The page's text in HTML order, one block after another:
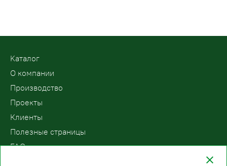
Kаталог
О компании
Производство
Проекты
Клиенты
Полезные страницы
FAQ